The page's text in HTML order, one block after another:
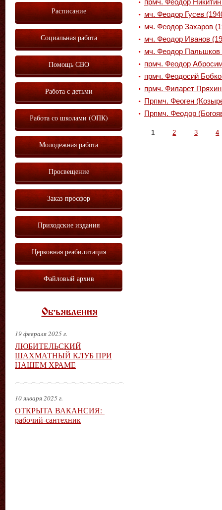
прмч. Феодор
мч. Феодор Гусев
мч. Феодор Захаров
мч. Феодор Иванов
мч. Феодор Пальшков
прмч. Феодор
прмч. Феодосий
прмч. Филарет
Прпмч. Феоген
Прпмч. Феодор
Страницы
1 2 3 4
Расписание
Социальная работа
Помощь СВО
Работа с детьми
Работа со школами (ОПК)
Молодежная работа
Просвещение
Заказ просфор
Приходские издания
Церковная реабилитация
Файловый архив
Объявления
19 февраля 2025 г.
ЛЮБИТЕЛЬСКИЙ
ШАХМАТНЫЙ КЛУБ ПРИ
НАШЕМ ХРАМЕ
10 января 2025 г.
ОТКРЫТА ВАКАНСИЯ:
рабочий-сантехник